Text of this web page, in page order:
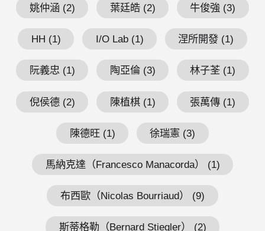
姚仲涵 (2) 葉廷皓 (2) 牛俊強 (3)
HH (1) I/O Lab (1) 涅所開發 (1)
阮義忠 (1) 陶亞倫 (3) 林子荃 (1)
倪侯德 (2) 陳植棋 (1) 張萬傳 (1)
陳德旺 (1) 徐瑞憲 (3)
馬納克達（Francesco Manacorda） (1)
布西歐（Nicolas Bourriaud） (9)
斯蒂格勒（Bernard Stiegler） (2)